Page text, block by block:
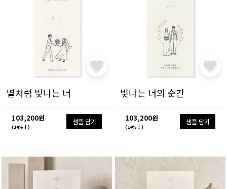
별처럼 빛나는 너
103,200원
(14%↓)
샘플 담기
빛나는 너의 순간
103,200원
(14%↓)
샘플 담기